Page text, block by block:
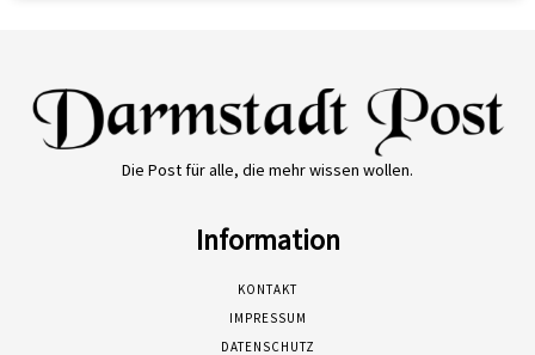
Die Post für alle, die mehr wissen wollen.
Information
KONTAKT
IMPRESSUM
DATENSCHUTZ